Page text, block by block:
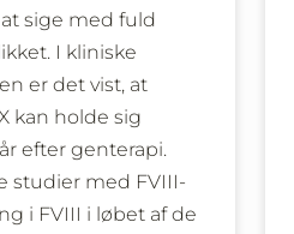
sige med fuld
I kliniske
er det vist, at
kan holde sig
efter genterapi.
studier med FVIII-
i FVIII i løbet af de